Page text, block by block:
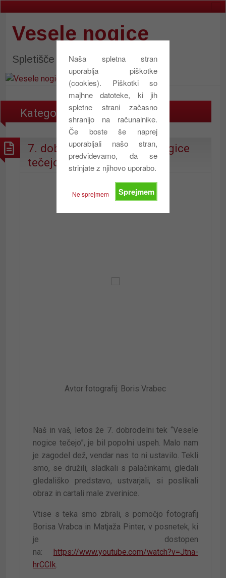
Naša spletna stran
uporablja piškotke
(cookies). Piškotki so
majhne datoteke, ki jih
spletne strani začasno
shranijo na računalnike.
Če boste še naprej
uporabljali našo stran,
predvidevamo, da se
strinjate z njihovo uporabo.
Sprejmem
Ne sprejmem
Vesele nogice
Spletišče društva Vesele nogice
Kategorija:Arhiv 2020
7. dobrodelni tek Vesele nogice
tečejo 2020
Avtor fotografij: Boris Vrabec
Naš in vaš, letos že 7. dobrodelni tek “Vesele
nogice tečejo”, je bil popolni uspeh. Malo nam
je zagodel dež, vendar nas to ni ustavilo. Tekli
smo, se družili, sladkali s palačinkami, gledali
gledališko predstavo, ustvarjali, si poslikali
obraz in cartali male zverinice.
Vtise s teka smo zbrali, s pomočjo fotografij
Borisa Vrabca in Matjaža Pinter, v posnetek, ki
je dostopen
na: https://www.youtube.com/watch?v=Jtna-
hrCCIk.